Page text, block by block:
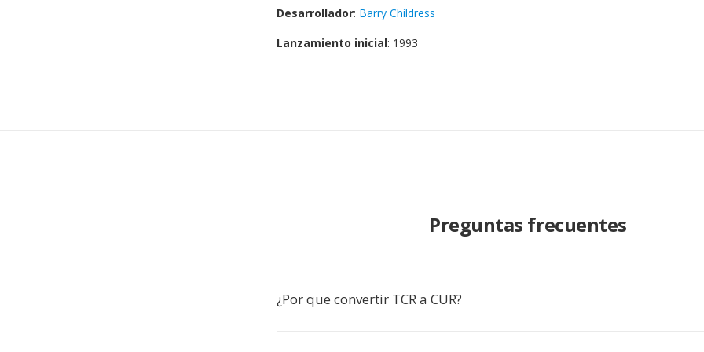
Desarrollador: Barry Childress
Lanzamiento inicial: 1993
Preguntas frecuentes
¿Por que convertir TCR a CUR?